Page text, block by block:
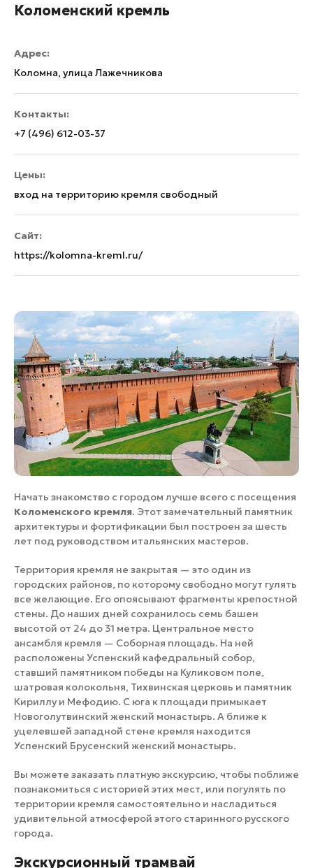
Коломенский кремль
Адрес:
Коломна, улица Лажечникова
Контакты:
+7 (496) 612-03-37
Цены:
вход на территорию кремля свободный
Сайт:
https://kolomna-kreml.ru/
Начать знакомство с городом лучше всего с посещения
Коломенского кремля. Этот замечательный памятник
архитектуры и фортификации был построен за шесть
лет под руководством итальянских мастеров.
Территория кремля не закрытая — это один из
городских районов, по которому свободно могут гулять
все желающие. Его опоясывают фрагменты крепостной
стены. До наших дней сохранилось семь башен
высотой от 24 до 31 метра. Центральное место
ансамбля кремля — Соборная площадь. На ней
расположены Успенский кафедральный собор,
ставший памятником победы на Куликовом поле,
шатровая колокольня, Тихвинская церковь и памятник
Кириллу и Мефодию. С юга к площади примыкает
Новоголутвинский женский монастырь. А ближе к
уцелевшей западной стене кремля находится
Успенский Брусенский женский монастырь.
Вы можете заказать платную экскурсию, чтобы поближе
познакомиться с историей этих мест, или погулять по
территории кремля самостоятельно и насладиться
удивительной атмосферой этого старинного русского
города.
Экскурсионный трамвай